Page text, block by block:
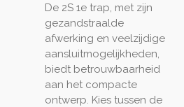
De 2S 1e trap, met zijn
gezandstraalde
afwerking en veelzijdige
aansluitmogelijkheden,
biedt betrouwbaarheid
aan het compacte
ontwerp. Kies tussen de